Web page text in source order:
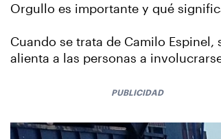
Orgullo es importante y qué
Cuando se trata de Camilo
alienta a las personas a
PUBLICIDAD